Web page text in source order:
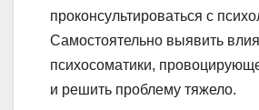
проконсультироваться с
Самостоятельно выявить
психосоматики,
и решить проблему тяжело.